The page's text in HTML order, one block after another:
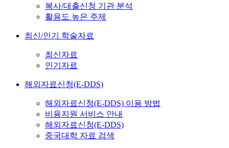
복사/대출신청 기관 분석
활용도 높은 주제
최신/인기 학술자료
최신자료
인기자료
해외자료신청(E-DDS)
해외자료신청(E-DDS) 이용 방법
비용지원 서비스 안내
해외자료신청(E-DDS)
중국대학 자료 검색